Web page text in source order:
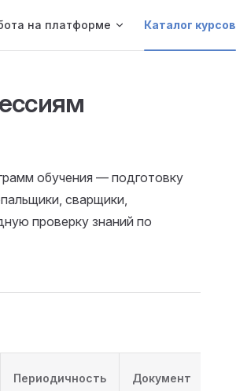
на платформе Каталог курсов
обучения — подготовку
сварщики,
проверку знаний по
Периодичность Документ